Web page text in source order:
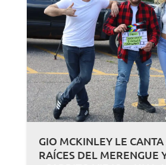
GIO MCKINLEY LE
RAÍCES DEL MERENGUE